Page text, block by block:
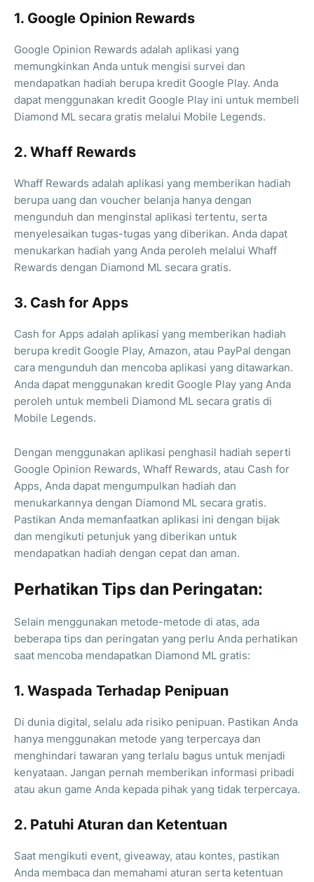
1. Google Opinion Rewards
Google Opinion Rewards adalah aplikasi yang
memungkinkan Anda untuk mengisi survei dan
mendapatkan hadiah berupa kredit Google Play. Anda
dapat menggunakan kredit Google Play ini untuk membeli
Diamond ML secara gratis melalui Mobile Legends.
2. Whaff Rewards
Whaff Rewards adalah aplikasi yang memberikan hadiah
berupa uang dan voucher belanja hanya dengan
mengunduh dan menginstal aplikasi tertentu, serta
menyelesaikan tugas-tugas yang diberikan. Anda dapat
menukarkan hadiah yang Anda peroleh melalui Whaff
Rewards dengan Diamond ML secara gratis.
3. Cash for Apps
Cash for Apps adalah aplikasi yang memberikan hadiah
berupa kredit Google Play, Amazon, atau PayPal dengan
cara mengunduh dan mencoba aplikasi yang ditawarkan.
Anda dapat menggunakan kredit Google Play yang Anda
peroleh untuk membeli Diamond ML secara gratis di
Mobile Legends.
Dengan menggunakan aplikasi penghasil hadiah seperti
Google Opinion Rewards, Whaff Rewards, atau Cash for
Apps, Anda dapat mengumpulkan hadiah dan
menukarkannya dengan Diamond ML secara gratis.
Pastikan Anda memanfaatkan aplikasi ini dengan bijak
dan mengikuti petunjuk yang diberikan untuk
mendapatkan hadiah dengan cepat dan aman.
Perhatikan Tips dan Peringatan:
Selain menggunakan metode-metode di atas, ada
beberapa tips dan peringatan yang perlu Anda perhatikan
saat mencoba mendapatkan Diamond ML gratis:
1. Waspada Terhadap Penipuan
Di dunia digital, selalu ada risiko penipuan. Pastikan Anda
hanya menggunakan metode yang terpercaya dan
menghindari tawaran yang terlalu bagus untuk menjadi
kenyataan. Jangan pernah memberikan informasi pribadi
atau akun game Anda kepada pihak yang tidak terpercaya.
2. Patuhi Aturan dan Ketentuan
Saat mengikuti event, giveaway, atau kontes, pastikan
Anda membaca dan memahami aturan serta ketentuan